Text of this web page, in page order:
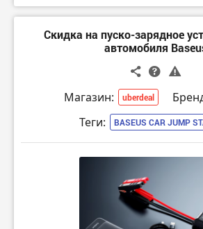
Скидка на пуско-зарядное
автомобиля
Магазин: uberdeal
Теги: BASEUS CAR JUMP